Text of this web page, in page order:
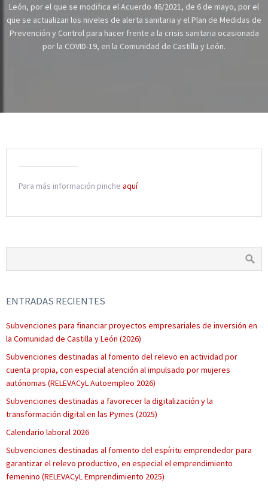
León, por el que se modifica el Acuerdo 46/2021, de 6 de mayo, por el
que se actualizan los niveles de alerta sanitaria y el Plan de Medidas de
Prevención y Control para hacer frente a la crisis sanitaria ocasionada
por la COVID-19, en la Comunidad de Castilla y León.
Para más información pinche aquí
ENTRADAS RECIENTES
Subvenciones para financiar proyectos empresariales de inversión en
la Comunidad de Castilla y León (2026)
Subvenciones destinadas al fomento del relevo en actividad por
cuenta propia, con especial atención al impulsado por mujeres
autónomas (RELEVACyL Autoempleo 2026)
Subvenciones destinadas a favorecer la digitalización y la
transformación digital en las Pymes (2025)
Calendario laboral 2026
Subvenciones destinadas al fomento del espíritu emprendedor para
garantizar el relevo productivo, en especial el emprendimiento
femenino (RELEVACyL Emprendimiento 2025)